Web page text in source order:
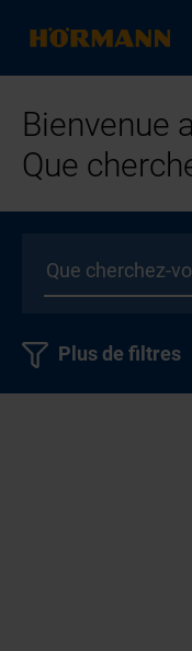
Bienvenue
Que
Plus de filtres